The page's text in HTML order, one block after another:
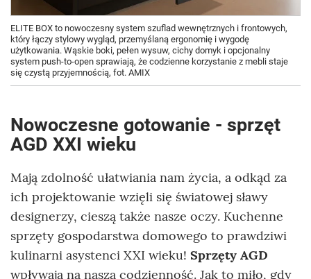
ELITE BOX to nowoczesny system szuflad wewnętrznych i frontowych,
który łączy stylowy wygląd, przemyślaną ergonomię i wygodę
użytkowania. Wąskie boki, pełen wysuw, cichy domyk i opcjonalny
system push-to-open sprawiają, że codzienne korzystanie z mebli staje
się czystą przyjemnością, fot. AMIX
Nowoczesne gotowanie - sprzęt
AGD XXI wieku
Mają zdolność ułatwiania nam życia, a odkąd za
ich projektowanie wzięli się światowej sławy
designerzy, cieszą także nasze oczy. Kuchenne
sprzęty gospodarstwa domowego to prawdziwi
kulinarni asystenci XXI wieku! Sprzęty AGD
wpływają na naszą codzienność. Jak to miło, gdy